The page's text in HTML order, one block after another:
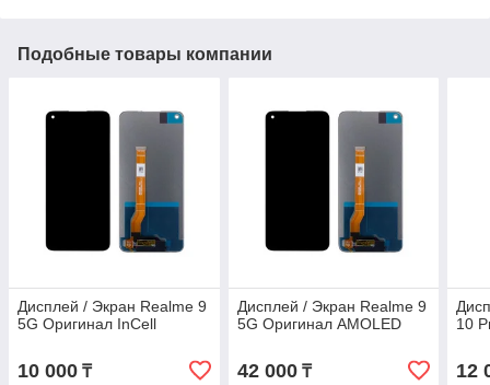
Подобные товары компании
Дисплей / Экран Realme 9
5G Оригинал InCell
10 000 ₸
Дисплей / Экран Realme 9
5G Оригинал AMOLED
42 000₸
10
12